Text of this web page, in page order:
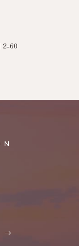
2-60